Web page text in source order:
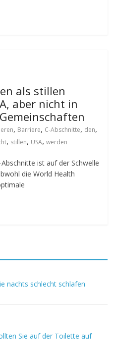
als stillen
aber nicht in
, Barriere, C-Abschnitte, den,
, stillen, USA,werden
ist auf der Schwelle
die World Health
nachts schlecht schlafen
Sie auf der Toilette auf